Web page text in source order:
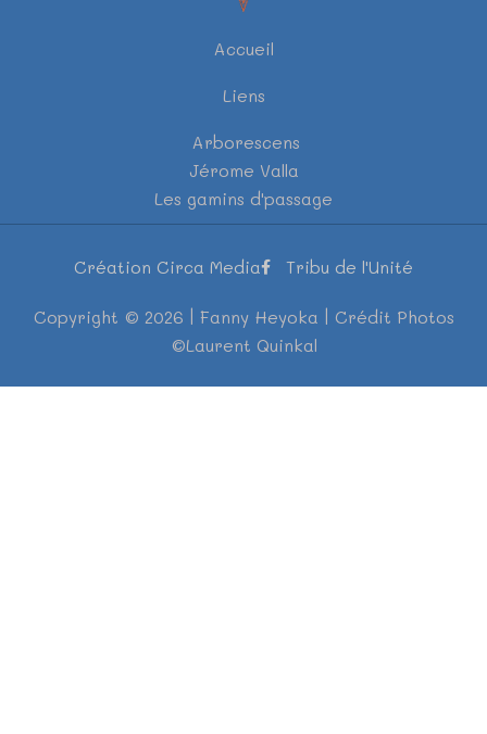
Accueil
Liens
Arborescens
Jérome Valla
Les gamins d'passage
Création Circa Media Tribu de l'Unité
Copyright © 2026 | Fanny Heyoka | Crédit Photos
©Laurent Quinkal